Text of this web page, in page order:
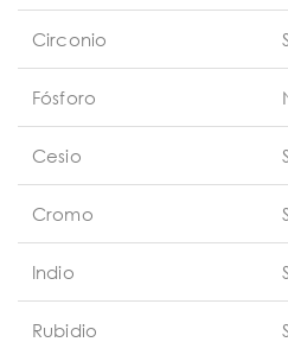
Circonio
Fósforo
Cesio
Cromo
Indio
Rubidio